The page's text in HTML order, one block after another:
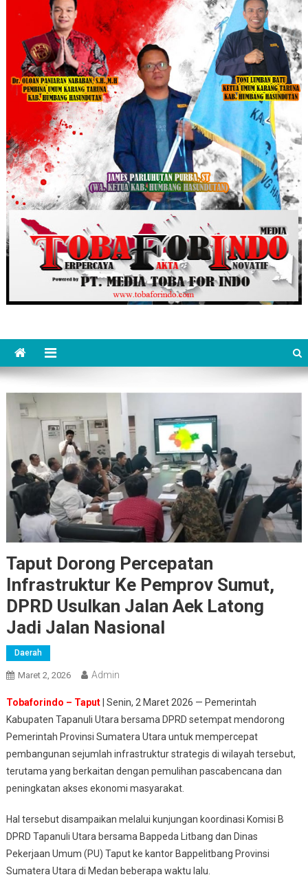
Taput Dorong Percepatan
Infrastruktur Ke Pemprov Sumut,
DPRD Usulkan Jalan Aek Latong
Jadi Jalan Nasional
Daerah
Maret 2, 2026 Admin
Tobaforindo – Taput| Senin, 2 Maret 2026 — Pemerintah
Kabupaten Tapanuli Utara bersama DPRD setempat mendorong
Pemerintah Provinsi Sumatera Utara untuk mempercepat
pembangunan sejumlah infrastruktur strategis di wilayah tersebut,
terutama yang berkaitan dengan pemulihan pascabencana dan
peningkatan akses ekonomi masyarakat.
Hal tersebut disampaikan melalui kunjungan koordinasi Komisi B
DPRD Tapanuli Utara bersama Bappeda Litbang dan Dinas
Pekerjaan Umum (PU) Taput ke kantor Bappelitbang Provinsi
Sumatera Utara di Medan beberapa waktu lalu.